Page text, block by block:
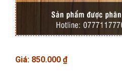
Giá: 850.000 ₫